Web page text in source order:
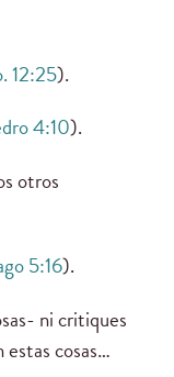
12:25).
4:10).
otros
5:16).
ni critiques
estas cosas…